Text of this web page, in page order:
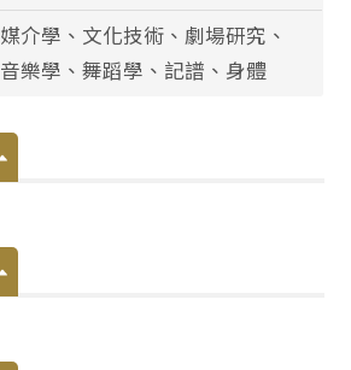
媒介學、文化技術、劇場研究、
音樂學、舞蹈學、記譜、身體